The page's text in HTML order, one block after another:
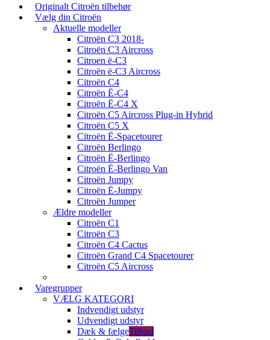
Originalt Citroën tilbehør
Vælg din Citroën
Aktuelle modeller
Citroën C3 2018-
Citroën C3 Aircross
Citroen ë-C3
Citroën ë-C3 Aircross
Citroën C4
Citroën Ë-C4
Citroën Ë-C4 X
Citroën C5 Aircross Plug-in Hybrid
Citroën C5 X
Citroën Ë-Spacetourer
Citroën Berlingo
Citroën Ë-Berlingo
Citroën Ë-Berlingo Van
Citroën Jumpy
Citroën Ë-Jumpy
Citroën Jumper
Ældre modeller
Citroën C1
Citroën C3
Citroën C4 Cactus
Citroën Grand C4 Spacetourer
Citroën C5 Aircross
Varegrupper
VÆLG KATEGORI
Indvendigt udstyr
Udvendigt udstyr
Dæk & fælgeTilbud